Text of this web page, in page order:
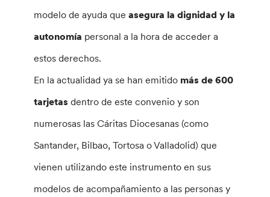
modelo de ayuda queasegura la dignidad y la
autonomía personal a la hora de acceder a
estos derechos.
En la actualidad ya se han emitido más de 600
tarjetas dentro de este convenio y son
numerosas las Cáritas Diocesanas (como
Santander, Bilbao, Tortosa o Valladolid) que
vienen utilizando este instrumento en sus
modelos de acompañamiento a las personas y